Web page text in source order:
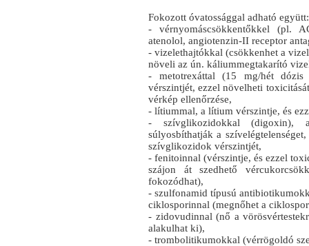
Fokozott óvatossággal adható együtt:
- vérnyomáscsökkentőkkel (pl.
atenolol, angiotenzin-II receptor
- vizelethajtókkal (csökkenhet a
növeli az ún. káliummegtakarító
- metotrexáttal (15 mg/hét
vérszintjét, ezzel növelheti
vérkép ellenőrzése,
- lítiummal, a lítium vérszintje, és
- szívglikozidokkal (digoxin), a
súlyosbíthatják a
szívglikozidok vérszintjét,
- fenitoinnal (vérszintje, és ezzel
szájon át szedhető
fokozódhat),
- szulfonamid típusú
ciklosporinnal (megnőhet a
- zidovudinnal (nő a
alakulhat ki),
- trombolitikumokkal (vérrögoldó